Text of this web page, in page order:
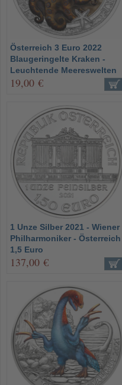
Österreich 3 Euro 2022
Blaugeringelte Kraken -
Leuchtende Meereswelten
19,00 €
1 Unze Silber 2021 - Wiener
Philharmoniker - Österreich
1,5 Euro
137,00 €